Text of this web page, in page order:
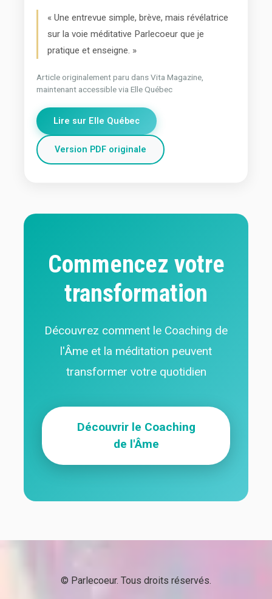
« Une entrevue simple, brève, mais révélatrice
sur la voie méditative Parlecoeur que je
pratique et enseigne. »
Article originalement paru dans Vita Magazine,
maintenant accessible via Elle Québec
Lire sur Elle Québec
Version PDF originale
Commencez votre
transformation
Découvrez comment le Coaching de
l'Âme et la méditation peuvent
transformer votre quotidien
Découvrir le Coaching
de l'Âme
© Parlecoeur. Tous droits réservés.